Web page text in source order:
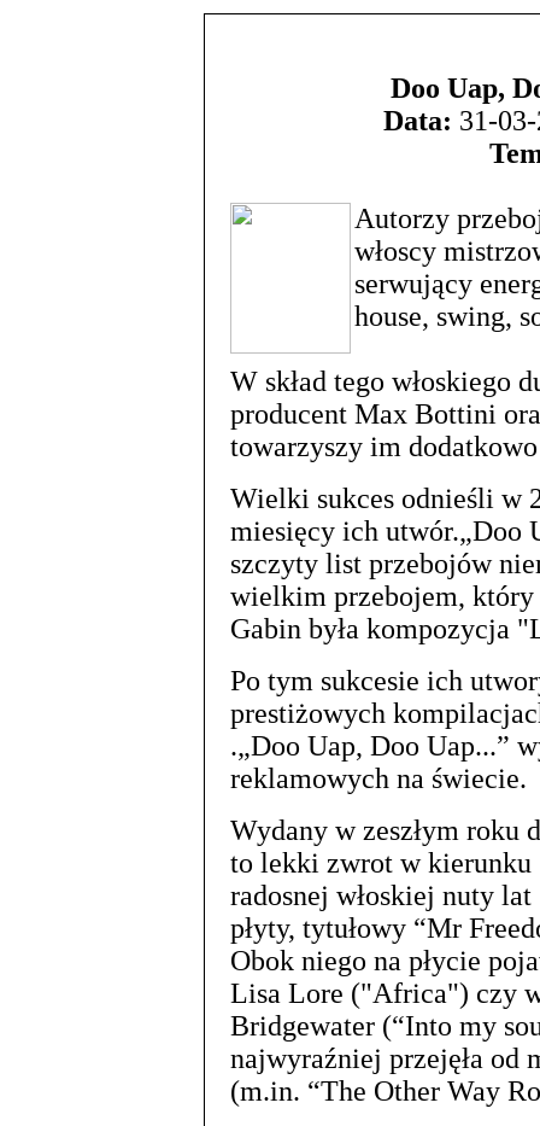
Doo Uap,
Data: 31-
Autorzy
włoscy
serwujący
house, swing,
W skład tego włoskiego
producent Max Bottini
towarzyszy im
Wielki sukces odnieśli w
miesięcy ich utwór.„Doo
szczyty list przebojów
wielkim przebojem, który
Gabin była kompozycja
Po tym sukcesie ich
prestiżowych
.„Doo Uap, Doo Uap...”
reklamowych na świecie.
Wydany w zeszłym roku
to lekki zwrot w kierunku
radosnej włoskiej nuty
płyty, tytułowy “Mr
Obok niego na płycie
Lisa Lore ("Africa") czy
Bridgewater (“Into my
najwyraźniej przejęła od
(m.in. “The Other Way